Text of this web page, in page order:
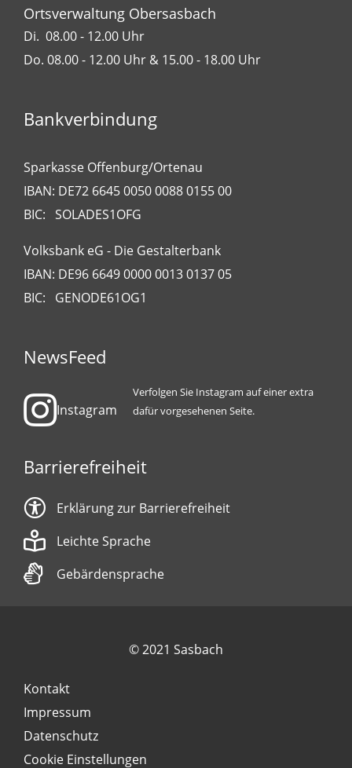
Ortsverwaltung Obersasbach
Di. 08.00 - 12.00 Uhr
Do. 08.00 - 12.00 Uhr & 15.00 - 18.00 Uhr
Bankverbindung
Sparkasse Offenburg/Ortenau
IBAN: DE72 6645 0050 0088 0155 00
BIC: SOLADES1OFG
Volksbank eG - Die Gestalterbank
IBAN: DE96 6649 0000 0013 0137 05
BIC: GENODE61OG1
NewsFeed
Instagram
Verfolgen Sie Instagram auf einer extra
dafür vorgesehenen Seite.
Barrierefreiheit
Erklärung zur Barrierefreiheit
Leichte Sprache
Gebärdensprache
© 2021 Sasbach
Kontakt
Impressum
Datenschutz
Cookie Einstellungen